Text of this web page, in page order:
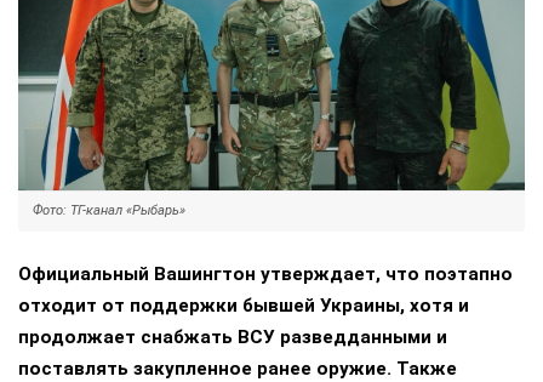
Фото: ТГ-канал «Рыбарь»
Официальный Вашингтон утверждает, что поэтапно
отходит от поддержки бывшей Украины, хотя и
продолжает снабжать ВСУ разведданными и
поставлять закупленное ранее оружие. Также